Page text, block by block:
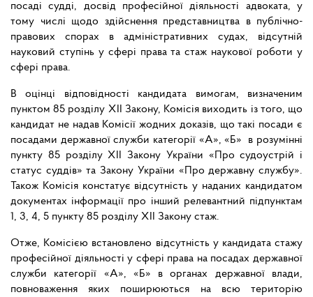
посаді судді, досвід професійної діяльності адвоката, у
тому числі щодо здійснення представництва в публічно-
правових спорах в адміністративних судах, відсутній
науковий ступінь у сфері права та стаж наукової роботи у
сфері права.
В оцінці відповідності кандидата вимогам, визначеним
пунктом 85 розділу ХІІ Закону, Комісія виходить із того, що
кандидат не надав Комісії жодних доказів, що такі посади є
посадами державної служби категорії «А», «Б» в розумінні
пункту 85 розділу ХІІ Закону України «Про судоустрій і
статус суддів» та Закону України «Про державну службу».
Також Комісія констатує відсутність у наданих кандидатом
документах інформації про інший релевантний підпунктам
1, 3, 4, 5 пункту 85 розділу ХІІ Закону стаж.
Отже, Комісією встановлено відсутність у кандидата стажу
професійної діяльності у сфері права на посадах державної
служби категорії «А», «Б» в органах державної влади,
повноваження яких поширюються на всю територію